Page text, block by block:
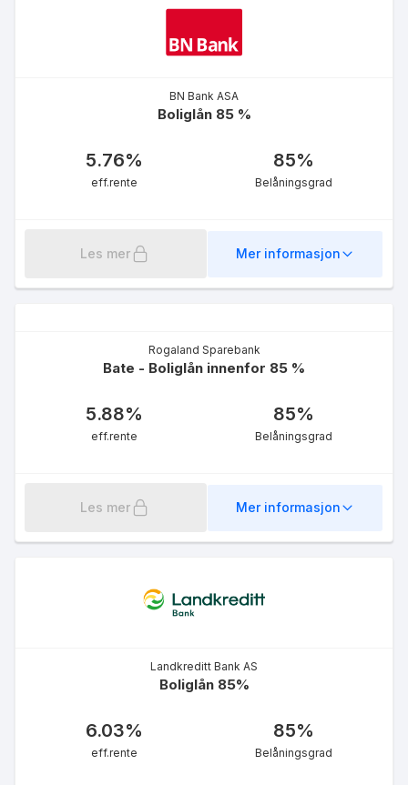
BN Bank ASA
Boliglån 85 %
5.76%
eff.rente
85%
Belåningsgrad
Les mer Mer informasjon
Rogaland Sparebank
Bate - Boliglån innenfor 85 %
5.88%
eff.rente
85%
Belåningsgrad
Les mer Mer informasjon
Landkreditt Bank AS
Boliglån 85%
6.03%
eff.rente
85%
Belåningsgrad